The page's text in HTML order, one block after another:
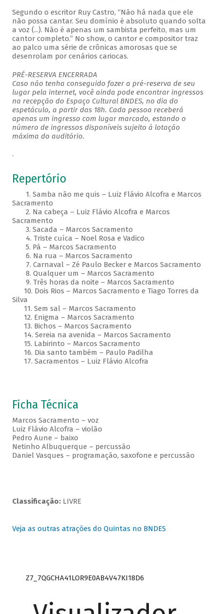
Segundo o escritor Ruy Castro, “Não há nada que ele
não possa cantar. Seu domínio é absoluto quando solta
a voz (...). Não é apenas um sambista perfeito, mas um
cantor completo.” No show, o cantor e compositor traz
ao palco uma série de crônicas amorosas que se
desenrolam por cenários cariocas.
PRÉ-RESERVA ENCERRADA
Caso não tenha conseguido fazer a pré-reserva de seu
lugar pela internet, você ainda pode encontrar ingressos
na recepção do Espaço Cultural BNDES, no dia do
espetáculo, a partir das 18h. Cada pessoa receberá
apenas um ingresso com lugar marcado, estando o
número de ingressos disponíveis sujeito à lotação
máxima do auditório.
.
Repertório
1. Samba não me quis – Luiz Flávio Alcofra e Marcos
Sacramento
2. Na cabeça – Luiz Flávio Alcofra e Marcos
Sacramento
3. Sacada – Marcos Sacramento
4. Triste cuíca – Noel Rosa e Vadico
5. Pá – Marcos Sacramento
6. Na rua – Marcos Sacramento
7. Carnaval – Zé Paulo Becker e Marcos Sacramento
8. Qualquer um – Marcos Sacramento
9. Três horas da noite – Marcos Sacramento
10. Dois Rios – Marcos Sacramento e Tiago Torres da
Silva
11. Sem sal – Marcos Sacramento
12. Enigma – Marcos Sacramento
13. Bichos – Marcos Sacramento
14. Sereia na avenida – Marcos Sacramento
15. Labirinto – Marcos Sacramento
16. Dia santo também – Paulo Padilha
17. Sacramentos – Luiz Flávio Alcofra
Ficha Técnica
Marcos Sacramento – voz
Luiz Flávio Alcofra – violão
Pedro Aune – baixo
Netinho Albuquerque – percussão
Daniel Vasques – programação, saxofone e percussão
Classificação: LIVRE
Veja as outras atrações do Quintas no BNDES
Z7_7QGCHA41LOR9E0AB4V47KI18D6